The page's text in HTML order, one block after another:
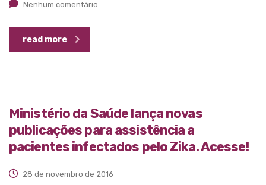
Nenhum comentário
read more
Ministério da Saúde lança novas
publicações para assistência a
pacientes infectados pelo Zika. Acesse!
28 de novembro de 2016